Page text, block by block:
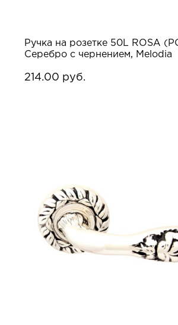
Ручка на розетке 50L ROSA
Серебро с чернением, Melodia
214.00 руб.